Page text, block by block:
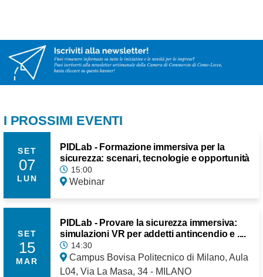
I PROSSIMI EVENTI
SET
07
LUN
PIDLab - Formazione immersiva per la
sicurezza: scenari, tecnologie e opportunità
15:00
Webinar
SET
15
MAR
PIDLab - Provare la sicurezza immersiva:
simulazioni VR per addetti antincendio e ....
14:30
Campus Bovisa Politecnico di Milano, Aula
L04, Via La Masa, 34 - MILANO